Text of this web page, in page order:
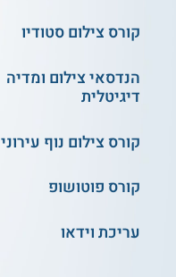
קורס צילום סטודיו
הנדסאי צילום ומדיה
דיגיטלית
קורס צילום נוף עירוני
קורס פוטושופ
עריכת וידאו